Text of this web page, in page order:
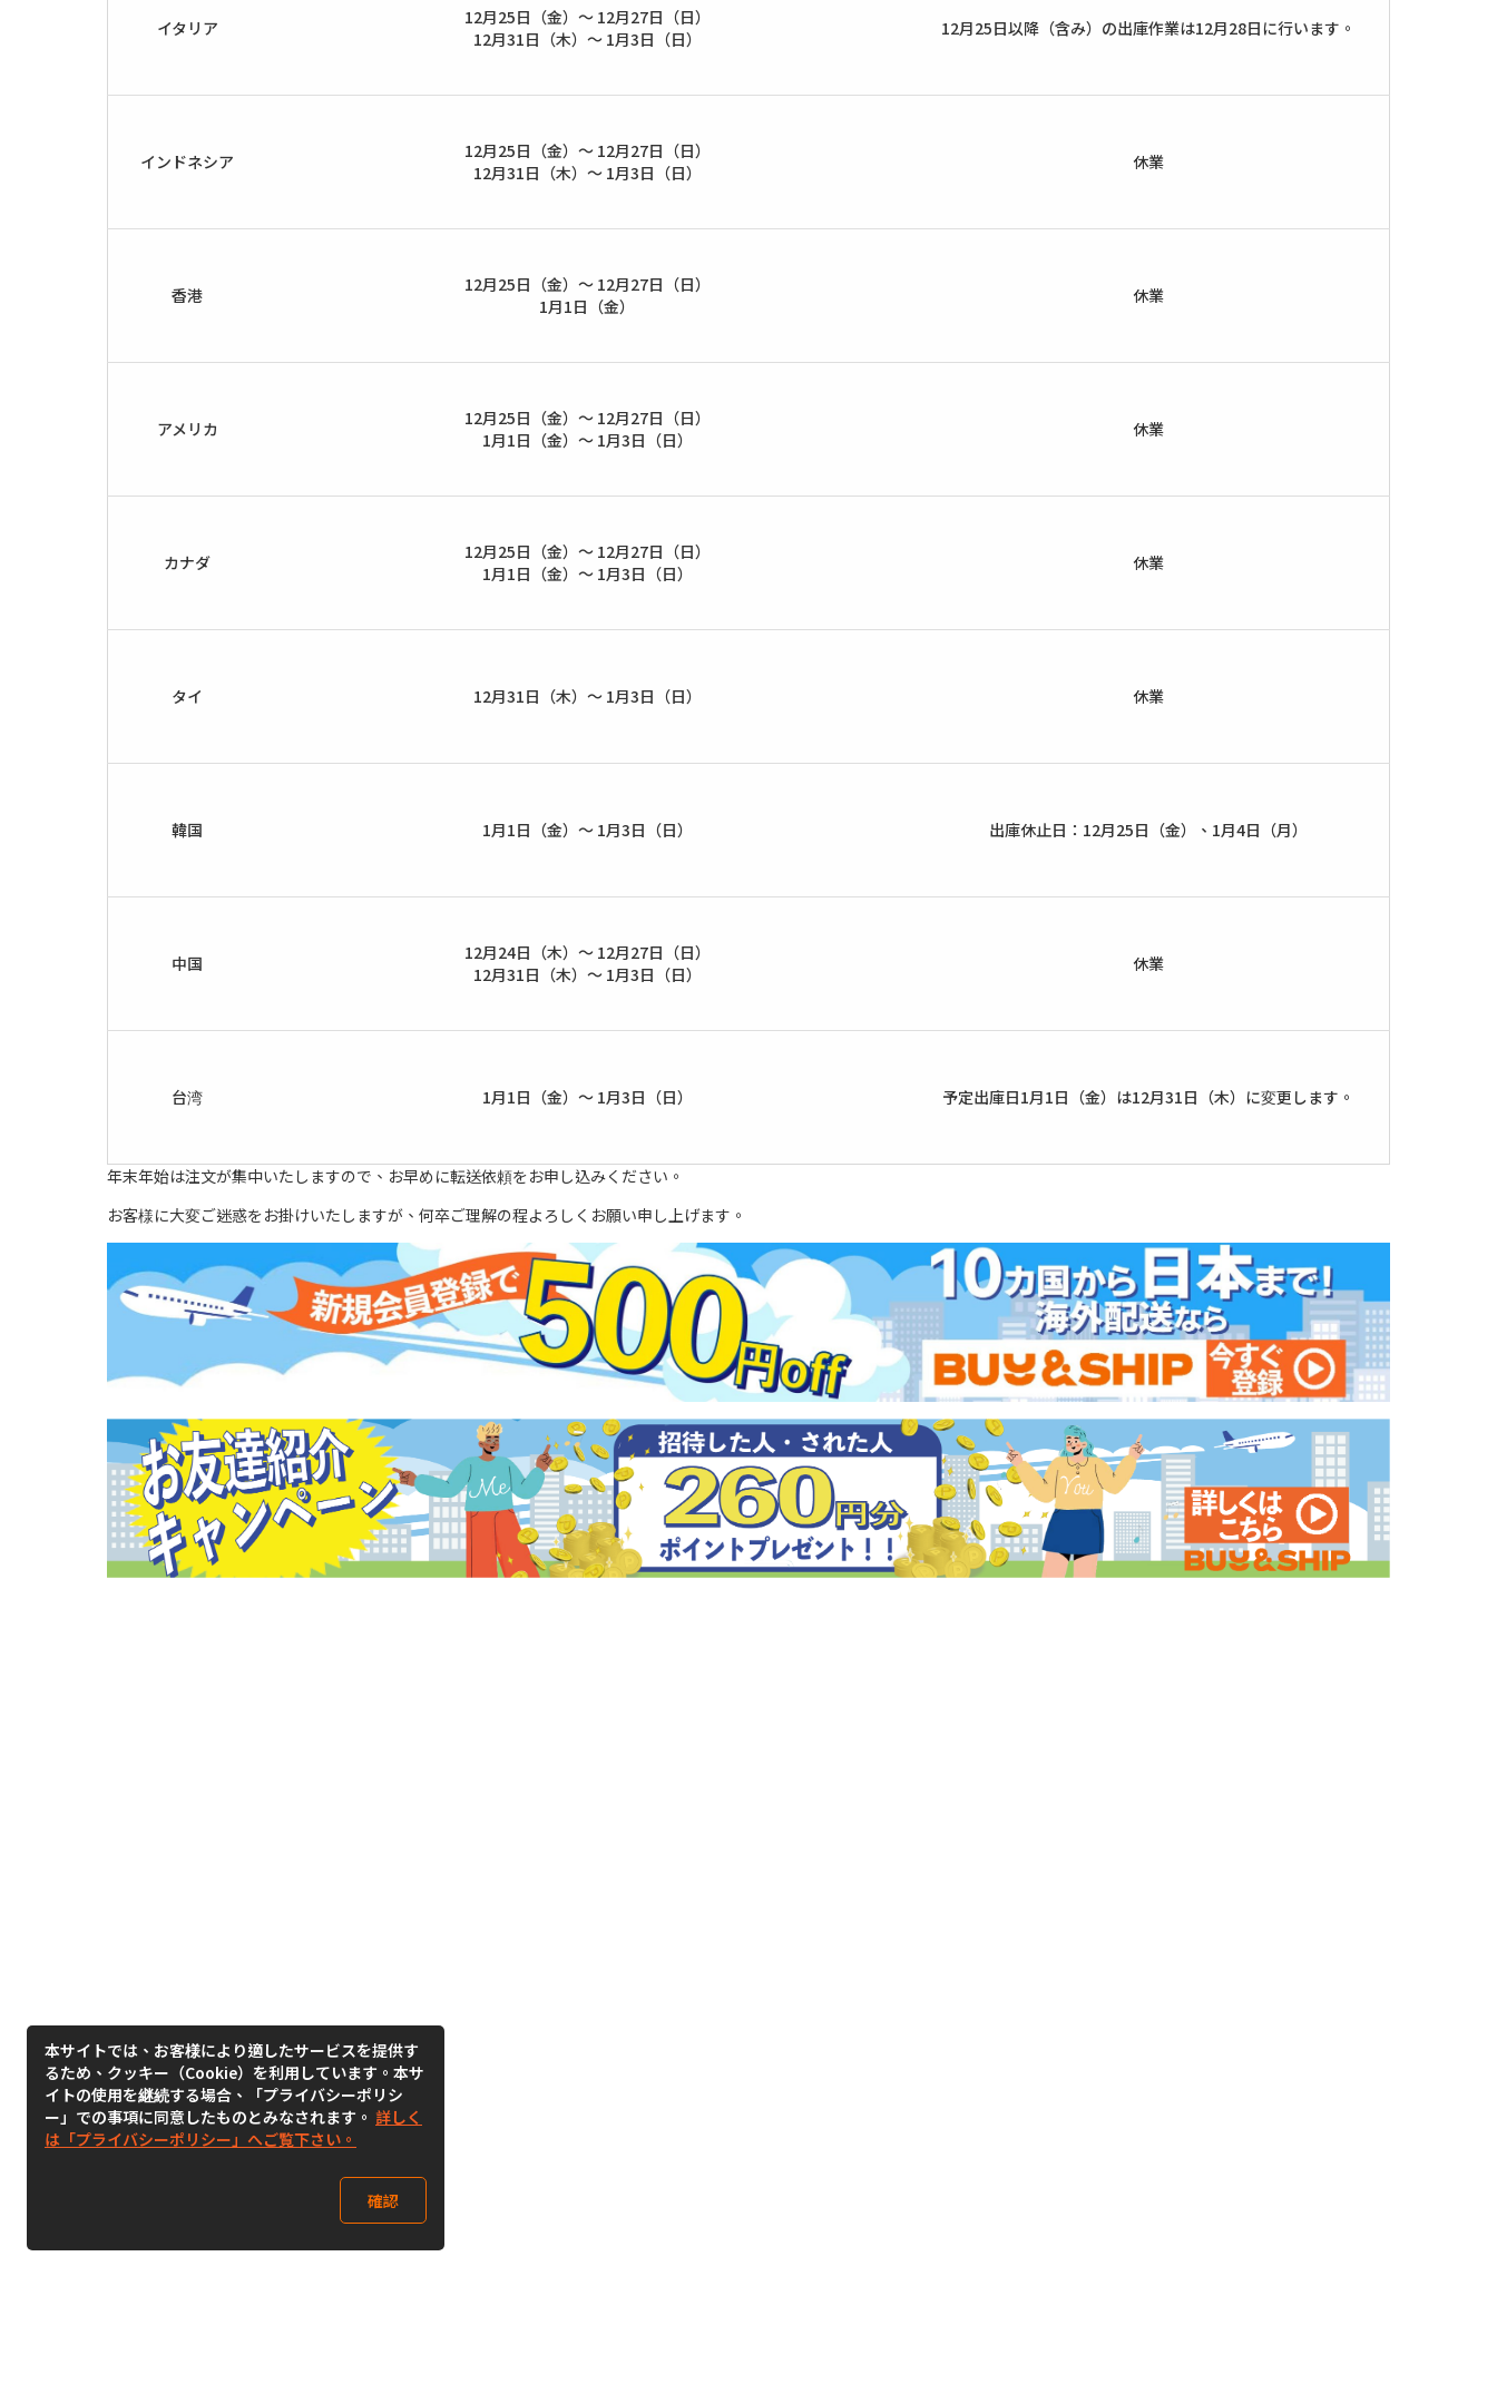
イタリア
12月25日（金）～ 12月27日（日）
12月31日（木）～ 1月3日（日）
12月25日以降（含み）の出庫作業は12月28日に行います。
インドネシア
12月25日（金）～ 12月27日（日）
12月31日（木）～ 1月3日（日）
休業
香港
12月25日（金）～ 12月27日（日）
1月1日（金）
休業
アメリカ
12月25日（金）～ 12月27日（日）
1月1日（金）～ 1月3日（日）
休業
カナダ
12月25日（金）～ 12月27日（日）
1月1日（金）～ 1月3日（日）
休業
タイ 12月31日（木）～ 1月3日（日） 休業
韓国 1月1日（金）～ 1月3日（日） 出庫休止日：12月25日（金）、1月4日（月）
中国
12月24日（木）～ 12月27日（日）
12月31日（木）～ 1月3日（日）
休業
台湾 1月1日（金）～ 1月3日（日） 予定出庫日1月1日（金）は12月31日（木）に変更します。
年末年始は注文が集中いたしますので、お早めに転送依頼をお申し込みください。
お客様に大変ご迷惑をお掛けいたしますが、何卒ご理解の程よろしくお願い申し上げます。
本サイトでは、お客様により適したサービスを提供す
るため、クッキー（Cookie）を利用しています。本サ
イトの使用を継続する場合、「プライバシーポリシ
ー」での事項に同意したものとみなされます。 詳しく
は「プライバシーポリシー」へご覧下さい。
確認